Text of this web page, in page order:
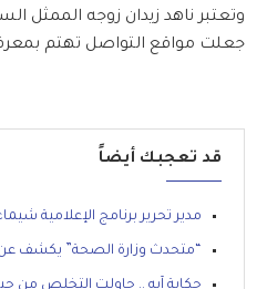
وتعتبر ناهد زيدان زوجه الممثل
جعلت مواقع التواصل تهتم
قد تعجبك أيضاً
مدير تحرير برنامج الإعلامية
“متحدث وزارة الصحة” يكشف عن
حكاية آيه .. حاولت التخلص من